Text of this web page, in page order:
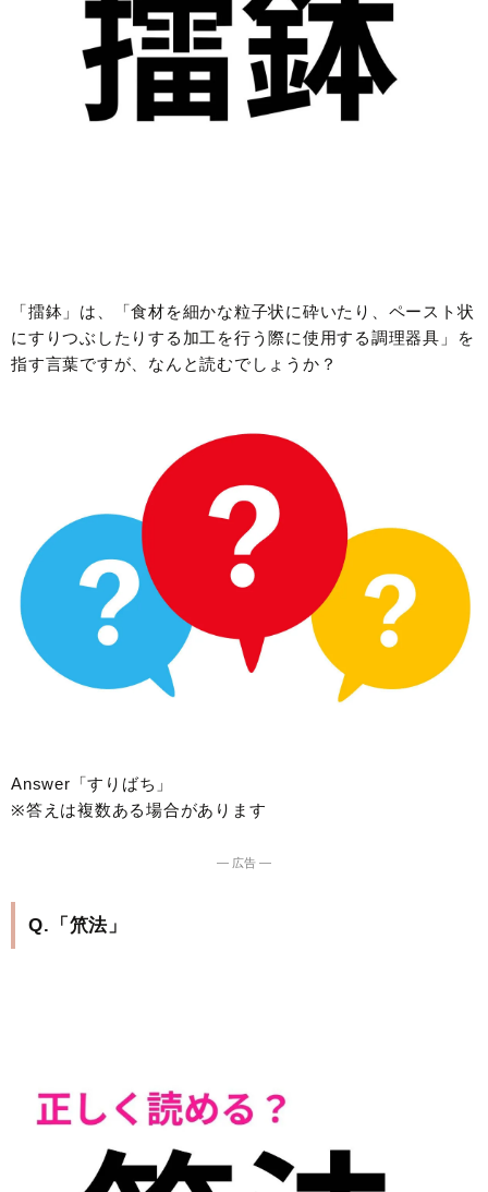
「擂鉢」は、「食材を細かな粒子状に砕いたり、ペースト状
にすりつぶしたりする加工を行う際に使用する調理器具」を
指す言葉ですが、なんと読むでしょうか？
Answer「すりばち」
※答えは複数ある場合があります
― 広告 ―
Q.「笊法」